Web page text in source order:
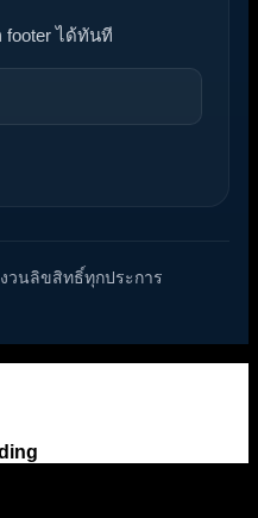
footer ได้ทันที
วนลิขสิทธิ์ทุกประการ